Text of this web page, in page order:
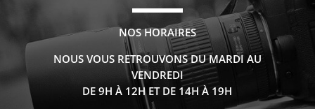
NOS HORAIRES
NOUS VOUS RETROUVONS DU MARDI AU
VENDREDI
DE 9H À 12H ET DE 14H À 19H